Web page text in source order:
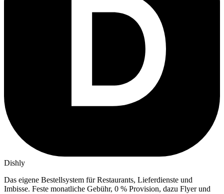
Dishly
Das eigene Bestellsystem für Restaurants, Lieferdienste und
Imbisse. Feste monatliche Gebühr, 0 % Provision, dazu Flyer und